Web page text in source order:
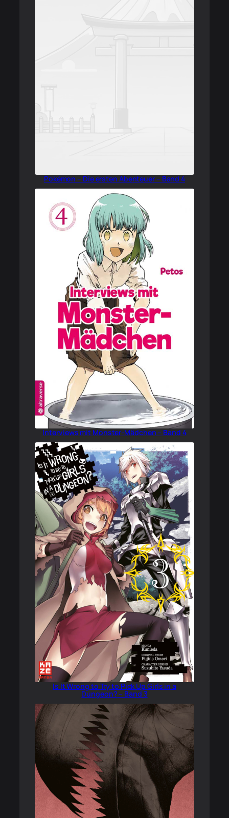
Pokémon – Die ersten Abenteuer – Band 4
Interviews mit Monster-Mädchen – Band 4
Is It Wrong to Try to Pick Up Girls in a
Dungeon? – Band 3